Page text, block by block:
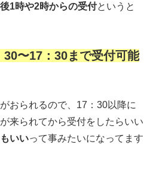
1時や2時からの受付というと
30〜17：30まで受付可能
おられるので、17：30以降に
来られてから受付をしたらいい
いいって事みたいになってます